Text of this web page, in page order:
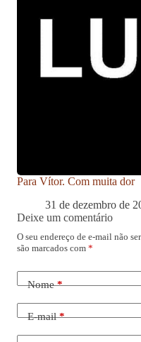
Para Vítor. Com muita dor
31 de dezembro de
Deixe um comentário
O seu endereço de e-mail não
são marcados com *
Nome*
E-mail*